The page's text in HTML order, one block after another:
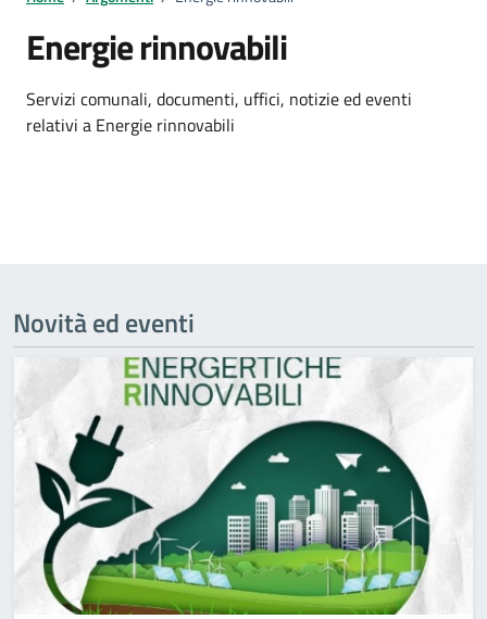
Energie rinnovabili
Dettagli della notizia
Servizi comunali, documenti, uffici, notizie ed eventi
relativi a Energie rinnovabili
Novità ed eventi